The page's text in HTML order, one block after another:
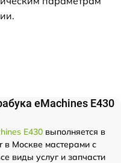
eMachines E430
E430 выполняется в
Москве мастерами с
виды услуг и запчасти